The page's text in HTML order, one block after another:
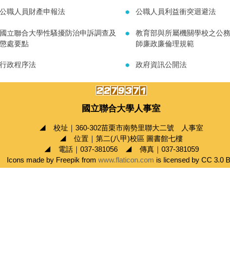
公職人員財產申報法 公職人員利益衝突迴避法
國立聯合大學性騷擾防治申訴調查及
懲處要點
教育部與所屬機關學校之公
師廉政廉倫理規範
行政程序法 政府資訊公開法
國立聯合大學人事室
◢ 校址｜360-302苗栗市南勢里聯大二號 人事室
◢ 位置｜第二(八甲)校區 圖書館七樓
◢ 電話｜037-381056 ◢ 傳真｜037-381059
Icons made by Freepik from www.flaticon.com is licensed by CC 3.0